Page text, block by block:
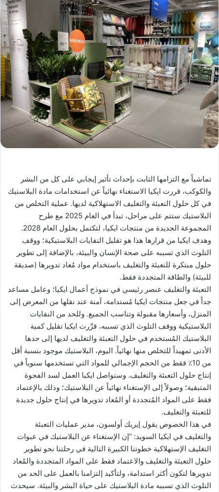
تماشياً مع التزامها الثابت بإحداث تأثير إيجابي على كل من البشر
والكوكب، قررت ايكيا الاستغناء نهائياً عن استخدامات مادة البلاستيك
في كل حلول التعبئة والتغليف الاستهلاكية لديها. عملية التخلص من
البلاستيك ستتم على مراحل، تبدأ في العام 2025 مع طرح
المجموعة الجديدة من منتجات ايكيا، لتكتمل بحلول العام 2028.
وهدف ايكيا من قرارها هذا هو تقليل النفايات البلاستيكية؛ ووقف
التلوث الذي تسببه على صحة الإنسان والبيئة، بالإضافة إلى تطوير
حلول مبتكرة للتعبئة والتغليف باستخدام مواد مُعاد تدويرها (صديقة
للبيئة) والطاقة المتجددة فقط.
التعبئة والتغليف عنصر رئيسي في نموذج أعمال ايكيا؛ وعامل مساعد
جداً في جعل منتجات ايكيا مُستدامة، آمنة عند نقلها من المعرض إلى
المنزل، وأسعارها مقبولة وتناسب الجميع. وللحد من النفايات
البلاستيكية ووقف التلوث الذي تسببه، قرَّرت ايكيا تقليل كمية
البلاستيك المُستخدم في حلول التعبئة والتغليف لديها إلى حدها
الأدنى تمهيداً للتخلص منها نهائياً. اليوم، البلاستيك موجود بنسبة أقل
من 10٪ فقط من الحجم الإجمالي للمواد التي تستخدمها سنوياً في
إنتاج حلول التعبئة والتغليف. وستواصل ايكيا العمل لسد الفجوة
المتبقية؛ وصولاً إلى الإستغناء نهائياً عن البلاستيك؛ وذلك بالإعتماد
فقط على المواد المُتجددة أو المُعاد تدويرها في إنتاج حلول جديدة
للتعبئة والتغليف.
في هذا الخصوص يقول إيريك أولسون، مدير عمليات التعبئة
والتغليف في ايكيا السويد: “إن الإستغناء عن البلاستيك في عبوات
التغليف الإستهلاكية خطوتنا الكبيرة التالية في رحلتنا نحو تطوير
حلول التعبئة والتغليف والاعتماد فقط على المواد المتجددة والمُعاد
تدويرها لتكون أكثر استدامة، ولتأكيد إلتزامنا بالعمل على الحد من
التلوث الذي تسببه مادة البلاستيك على حياة البشر والبيئة. سيحدث